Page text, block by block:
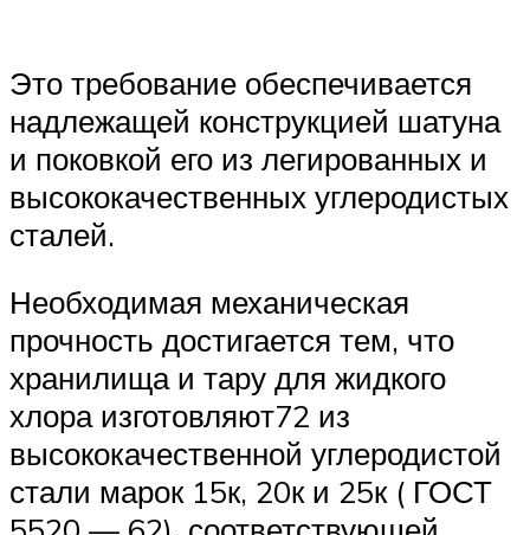
Это требование обеспечивается
надлежащей конструкцией шатуна
и поковкой его из легированных и
высококачественных углеродистых
сталей.
Необходимая механическая
прочность достигается тем, что
хранилища и тару для жидкого
хлора изготовляют72 из
высококачественной углеродистой
стали марок 15к, 20к и 25к ( ГОСТ